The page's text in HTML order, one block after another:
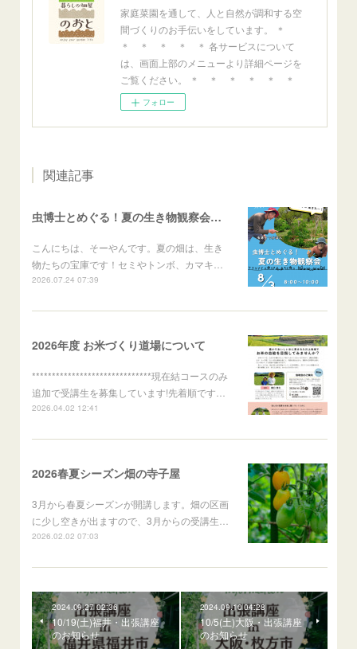
家庭菜園を通して、人と自然が調和する空
間づくりのお手伝いをしています。 ＊
＊ ＊ ＊ ＊ ＊ 各サービスについて
は、画面上部のメニューより詳細ページを
ご覧ください。 ＊ ＊ ＊ ＊ ＊ ＊
フォロー
関連記事
虫博士とめぐる！夏の生き物観察会のご案内
こんにちは、そーやんです。夏の畑は、生き
物たちの宝庫です！セミやトンボ、カマキ…
2026.07.24 07:39
2026年度 お米づくり道場について
******************************現在結コースのみ
追加で受講生を募集しています!先着順です…
2026.04.02 12:41
2026春夏シーズン畑の寺子屋
3月から春夏シーズンが開講します。畑の区画
に少し空きが出ますので、3月からの受講生…
2026.02.02 07:03
2024.09.27 02:36
10/19(土)福井・出張講座
のお知らせ
2024.09.10 04:28
10/5(土)大阪・出張講座
のお知らせ